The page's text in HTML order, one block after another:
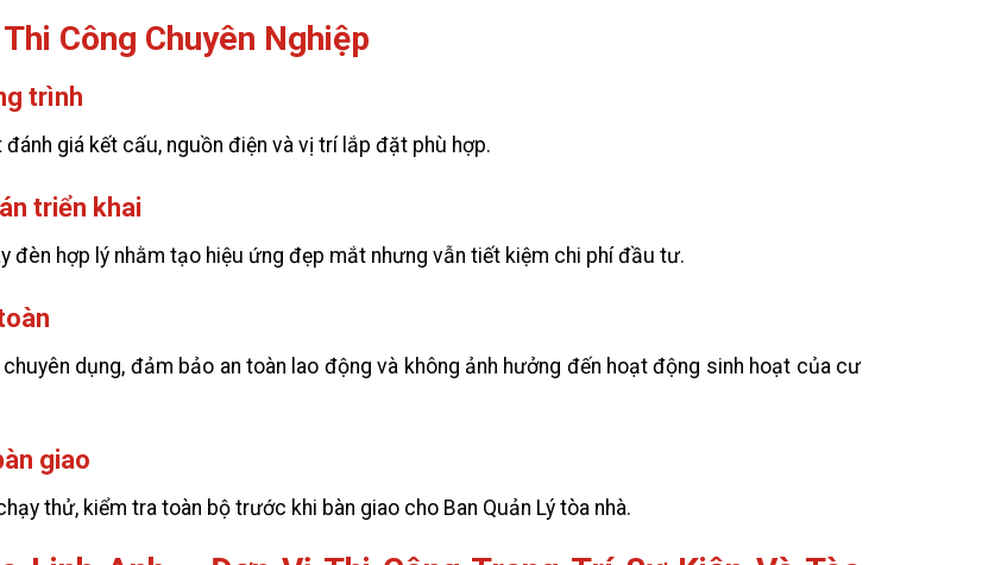
Công Chuyên Nghiệp
trình
giá kết cấu, nguồn điện và vị trí lắp đặt phù hợp.
triển khai
đèn hợp lý nhằm tạo hiệu ứng đẹp mắt nhưng vẫn tiết kiệm chi phí đầu tư.
dụng, đảm bảo an toàn lao động và không ảnh hưởng đến hoạt động sinh hoạt của cư
giao
thử, kiểm tra toàn bộ trước khi bàn giao cho Ban Quản Lý tòa nhà.